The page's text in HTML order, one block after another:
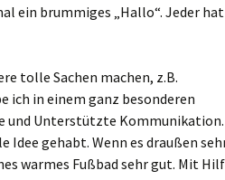
ein brummiges „Hallo“. Jeder
tolle Sachen machen, z.B.
ich in einem ganz besonderen
und Unterstützte Kommunikation.
Idee gehabt. Wenn es draußen
warmes Fußbad sehr gut. Mit